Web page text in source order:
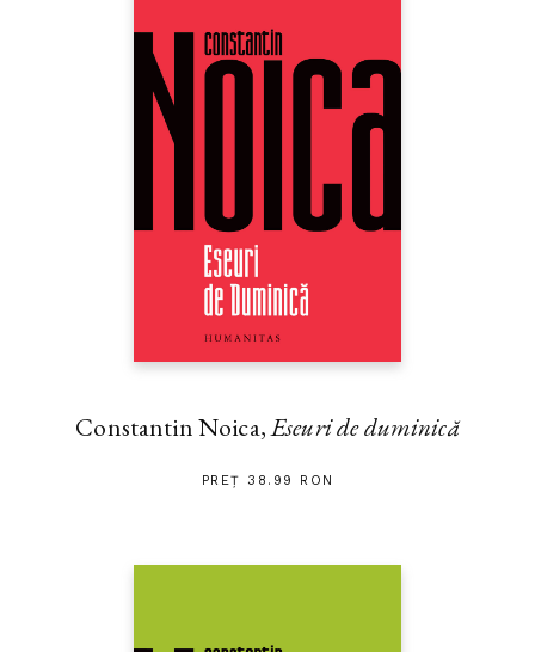
Constantin Noica,Eseuri de duminică
PREȚ 38.99 RON